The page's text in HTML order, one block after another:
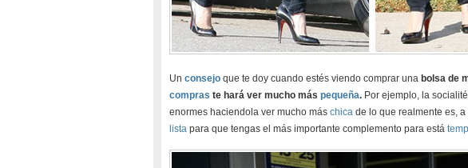
Un consejo que te doy cuando estés viendo comprar una bolsa de
compras te hará ver mucho más pequeña. Por ejemplo, la socialité
enormes haciendola ver mucho más chica de lo que realmente es,
lista para que tengas el más importante complemento para está